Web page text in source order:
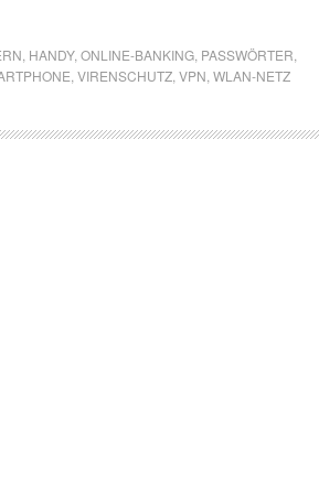
HANDY, ONLINE-BANKING PASSWÖRTER
VIRENSCHUTZ VPN WLAN-NETZ